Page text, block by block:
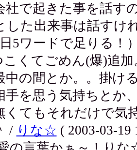
社で起きた事を話す
した出来事は話すけ
5ワードで足りる！
こくてごめん(爆)追
中の間とか。。掛け
手を思う気持ちと
くてもそれだけで気
/ りな☆ ( 2003-03-19